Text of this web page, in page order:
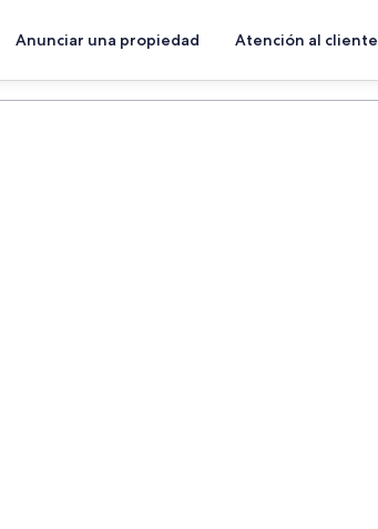
Anunciar una propiedad Atención al cliente